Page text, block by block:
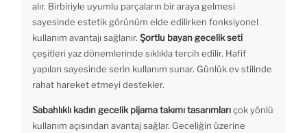
alır. Birbiriyle uyumlu parçaların bir araya gelmesi
sayesinde estetik görünüm elde edilirken fonksiyonel
kullanım avantajı sağlanır. Şortlu bayan gecelik seti
çeşitleri yaz dönemlerinde sıklıkla tercih edilir. Hafif
yapıları sayesinde serin kullanım sunar. Günlük ev stilinde
rahat hareket etmeyi destekler.
Sabahlıklı kadın gecelik pijama takımı tasarımlarıçok yönlü
kullanım açısından avantaj sağlar. Geceliğin üzerine